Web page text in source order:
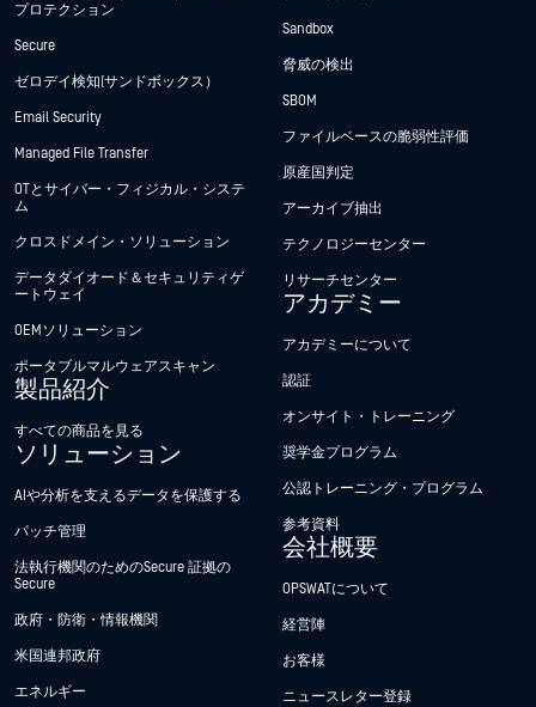
プロテクション
Secure
ゼロデイ検知(サンドボックス）
Email Security
Managed File Transfer
OTとサイバー・フィジカル・システ
ム
クロスドメイン・ソリューション
データダイオード＆セキュリティゲ
ートウェイ
OEMソリューション
ポータブルマルウェアスキャン
製品紹介
すべての商品を見る
ソリューション
AIや分析を支えるデータを保護する
パッチ管理
法執行機関のためのSecure 証拠の
Secure
政府・防衛・情報機関
米国連邦政府
エネルギー
Sandbox
脅威の検出
SBOM
ファイルベースの脆弱性評価
原産国判定
アーカイブ抽出
テクノロジーセンター
リサーチセンター
アカデミー
アカデミーについて
認証
オンサイト・トレーニング
奨学金プログラム
公認トレーニング・プログラム
参考資料
会社概要
OPSWATについて
経営陣
お客様
ニュースレター登録